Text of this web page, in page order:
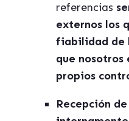
referencias
externos los
fiabilidad de
que nosotros
propios
Recepción